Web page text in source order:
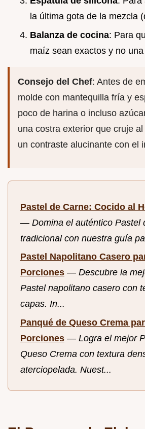
la última gota de la mezcla
Balanza de cocina: Para
maíz sean exactos y no
Consejo del Chef: Antes de
molde con mantequilla fría y
poco de harina o incluso
una costra exterior que cruje
un contraste alucinante con el
Pastel de Carne: Cocido al
— Domina el auténtico Pastel
tradicional con nuestra guía
Pastel Napolitano Casero
Porciones — Descubre la
Pastel napolitano casero con
capas. In...
Panqué de Queso Crema
Porciones — Logra el mejor
Queso Crema con textura
aterciopelada. Nuest...